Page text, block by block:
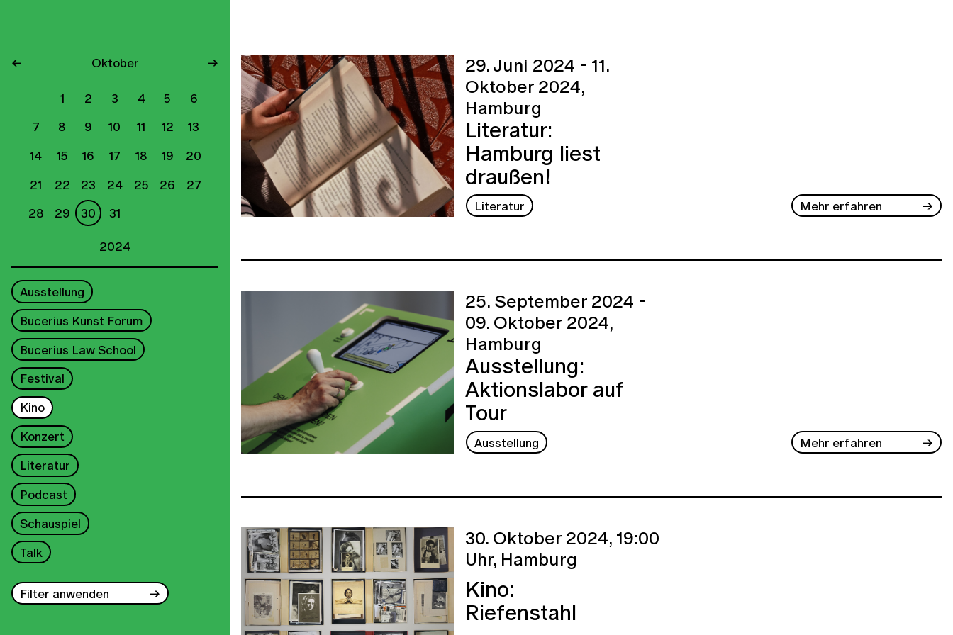
← Oktober →
1 2 3 4 5
6
7
8 9 10 11 12
13
14
15 16 17 18 19
20
21
22 23 24 25 26
27
28
29 30
31
2024
Ausstellung
Bucerius Kunst Forum
Bucerius Law School
Festival
Kino
Konzert
Literatur
Podcast
Schauspiel
Talk
Filter anwenden
29. Juni 2024 - 11.
Oktober 2024,
Hamburg
Literatur:
Hamburg liest
draußen!
Literatur Mehr erfahren
25. September 2024 -
09. Oktober 2024,
Hamburg
Ausstellung:
Aktionslabor auf
Tour
Ausstellung Mehr erfahren
30. Oktober 2024,19:00
Uhr, Hamburg
Kino:
Riefenstahl